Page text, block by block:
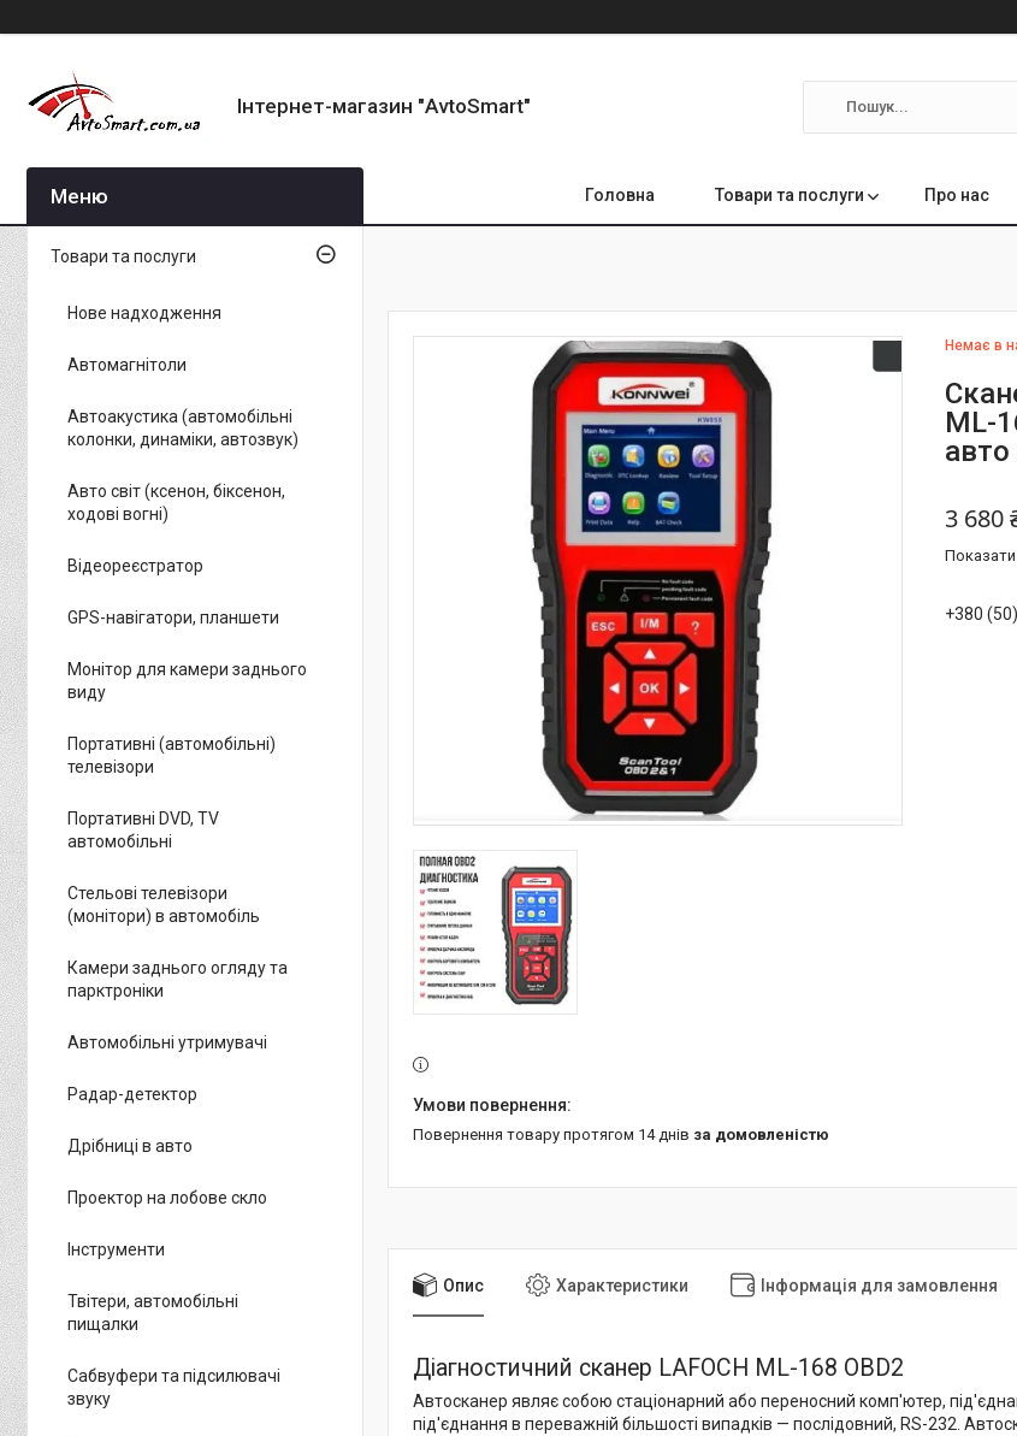
Інтернет-магазин "AvtoSmart"
Головна Товари та послуги Про нас
Немає в
ML-
3 680
Показати
+380
повернення товару протягом 14 днів за домовленістю
Опис Характеристики Інформація для замовлення
Діагностичний сканер LAFOCH ML-168 OBD2
Автосканер являє собою стаціонарний або переносний комп'ютер,
під'єднання в переважній більшості випадків — послідовний, RS-232.
Товари та послуги
Нове надходження
Автомагнітоли
Автоакустика (автомобільні
колонки, динаміки, автозвук)
Авто світ (ксенон, біксенон,
ходові вогні)
Відеореєстратор
GPS-навігатори, планшети
Монітор для камери заднього
виду
Портативні (автомобільні)
телевізори
Портативні DVD, TV
автомобільні
Стельові телевізори
(монітори) в автомобіль
Камери заднього огляду та
парктроніки
Автомобільні утримувачі
Радар-детектор
Дрібниці в авто
Проектор на лобове скло
Інструменти
Твітери, автомобільні
пищалки
Сабвуфери та підсилювачі
звуку